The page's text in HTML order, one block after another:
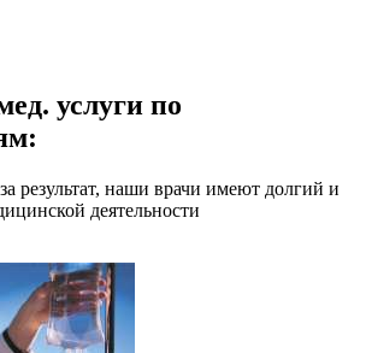
услуги по
результат, наши врачи имеют долгий и
деятельности